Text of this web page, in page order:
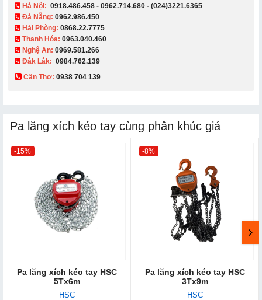
Hà Nội: 0918.486.458 - 0962.714.680 - (024)3221.6365
Đà Nẵng: 0962.986.450
Hải Phòng: 0868.22.7775
Thanh Hóa: 0963.040.460
Nghệ An: 0969.581.266
Đắk Lắk: 0984.762.139
Cần Thơ: 0938 704 139​
Pa lăng xích kéo tay cùng phân khúc giá
-15%
Pa lăng xích kéo tay HSC
5Tx6m
HSC
-8%
Pa lăng xích kéo tay HSC
3Tx9m
HSC